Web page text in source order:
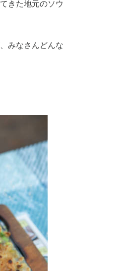
きた地元のソウ
みなさんどんな